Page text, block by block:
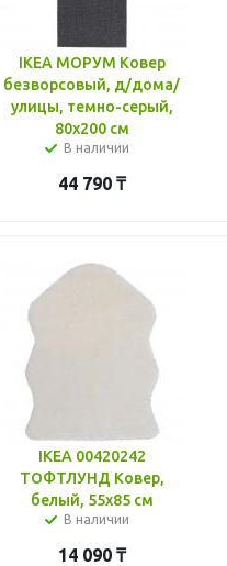
IKEA МОРУМ Ковер
безворсовый, д/дома/
улицы, темно-серый,
80x200 см
В наличии
44 790₸
IKEA 00420242
ТОФТЛУНД Ковер,
белый, 55x85 см
В наличии
14 090₸